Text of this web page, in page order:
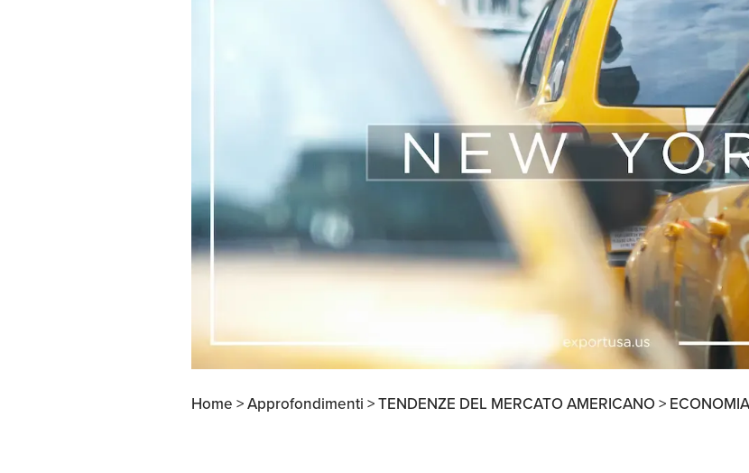
Ricerche di Mercato
Ricerca Personale e
Gestione Risorse
Umane
Home >Approfondimenti >TENDENZE DEL MERCATO AMERICANO >